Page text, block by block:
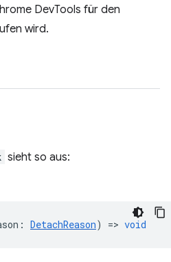
DevTools für den
wird.
sieht so aus:
: DetachReason) => void